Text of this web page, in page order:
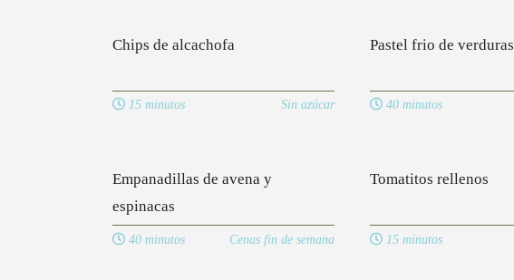
Chips de alcachofa
15 minutos Sin azúcar
Pastel frio de verduras
40 minutos
Empanadillas de avena y
espinacas
40 minutos Cenas fin de semana
Tomatitos rellenos
15 minutos